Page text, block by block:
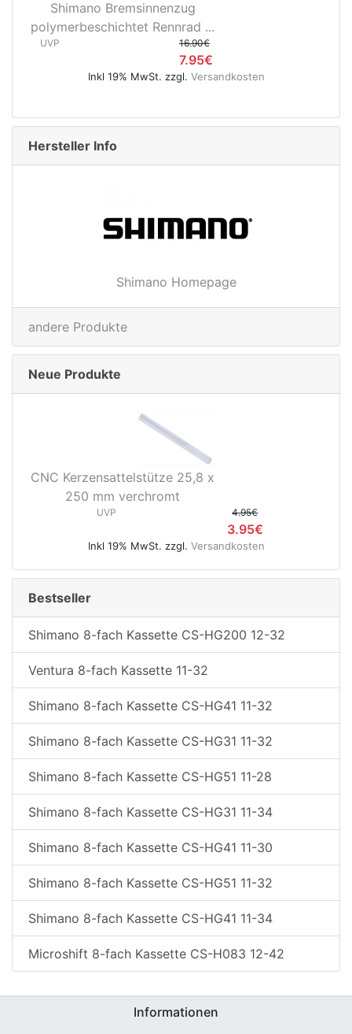
28" Vorderrad Shimano DH-
3D37 Nabendynamo/Remerx...
Inkl 19% MwSt. zzgl.Versandkosten
Hersteller Info
Shimano Homepage
andere Produkte
Neue Produkte
CNC Kerzensattelstütze 25,8 x
250 mm verchromt
UVP 4.95€
3.95€
Inkl 19% MwSt. zzgl. Versandkosten
Bestseller
Shimano 8-fach Kassette CS-HG200 12-32
Ventura 8-fach Kassette 11-32
Shimano 8-fach Kassette CS-HG41 11-32
Shimano 8-fach Kassette CS-HG31 11-32
Shimano 8-fach Kassette CS-HG51 11-28
Shimano 8-fach Kassette CS-HG31 11-34
Shimano 8-fach Kassette CS-HG41 11-30
Shimano 8-fach Kassette CS-HG51 11-32
Shimano 8-fach Kassette CS-HG41 11-34
Microshift 8-fach Kassette CS-H083 12-42
Informationen